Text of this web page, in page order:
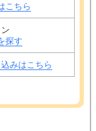
こちら
探す
みはこちら